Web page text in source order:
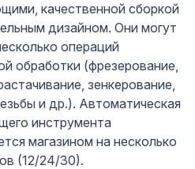
качественной сборкой
дизайном. Они могут
операций
обработки (фрезерование,
зенкерование,
и др.). Автоматическая
инструмента
магазином на несколько
(12/24/30).